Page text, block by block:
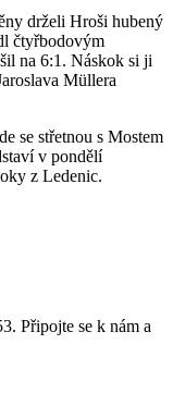
drželi Hroši hubený
čtyřbodovým
na 6:1. Náskok si ji
Müllera
se střetnou s Mostem
v pondělí
z Ledenic.
Připojte se k nám a